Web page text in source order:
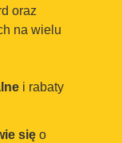
oraz
na wielu
i rabaty
się o